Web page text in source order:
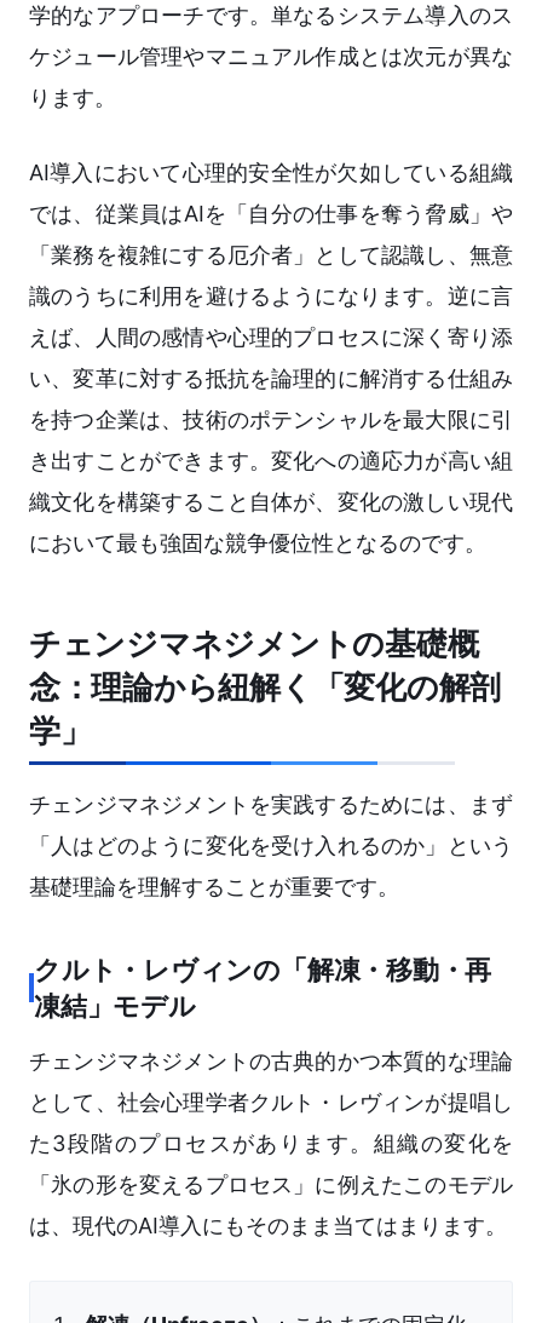
学的なアプローチです。単なるシステム導入のス
ケジュール管理やマニュアル作成とは次元が異な
ります。
AI導入において心理的安全性が欠如している組織
では、従業員はAIを「自分の仕事を奪う脅威」や
「業務を複雑にする厄介者」として認識し、無意
識のうちに利用を避けるようになります。逆に言
えば、人間の感情や心理的プロセスに深く寄り添
い、変革に対する抵抗を論理的に解消する仕組み
を持つ企業は、技術のポテンシャルを最大限に引
き出すことができます。変化への適応力が高い組
織文化を構築すること自体が、変化の激しい現代
において最も強固な競争優位性となるのです。
チェンジマネジメントの基礎概
念：理論から紐解く「変化の解剖
学」
チェンジマネジメントを実践するためには、まず
「人はどのように変化を受け入れるのか」という
基礎理論を理解することが重要です。
クルト・レヴィンの「解凍・移動・再
凍結」モデル
チェンジマネジメントの古典的かつ本質的な理論
として、社会心理学者クルト・レヴィンが提唱し
た3段階のプロセスがあります。組織の変化を
「氷の形を変えるプロセス」に例えたこのモデル
は、現代のAI導入にもそのまま当てはまります。